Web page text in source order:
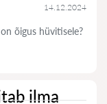
14.12.2024
õigus hüvitisele?
ilma